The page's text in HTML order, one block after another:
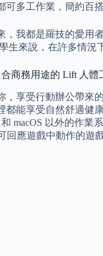
可多工作業，簡約百
，我都是羅技的愛用
生來說，在許多情況
商務用途的 Lift 人體
，享受行動辦公帶來
都能享受自然舒適健
macOS 以外的作業
回應遊戲中動作的遊